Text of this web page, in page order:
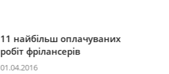
11 найбільш оплачуваних
робіт фрілансерів
01.04.2016